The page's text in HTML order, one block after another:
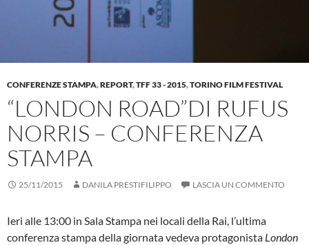
CONFERENZE STAMPA,REPORT,TFF 33 - 2015,TORINO FILM FESTIVAL
“LONDON ROAD”DI RUFUS
NORRIS – CONFERENZA
STAMPA
25/11/2015 DANILA PRESTIFILIPPO LASCIA UN COMMENTO
Ieri alle 13:00 in Sala Stampa nei locali della Rai, l’ultima
conferenza stampa della giornata vedeva protagonista London